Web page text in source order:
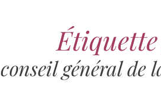
conseil général de